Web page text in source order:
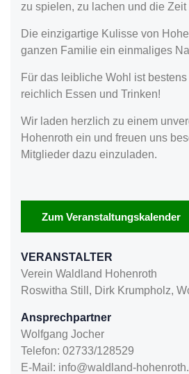
zu spielen, zu lachen und die Zeit
Die einzigartige Kulisse von
ganzen Familie ein einmaliges
Für das leibliche Wohl ist
reichlich Essen und Trinken!
Wir laden herzlich zu einem
Hohenroth ein und freuen uns
Mitglieder dazu einzuladen.
Zum Veranstaltungskalender
VERANSTALTER
Verein Waldland Hohenroth
Roswitha Still, Dirk Krumpholz,
Ansprechpartner
Wolfgang Jocher
Telefon: 02733/128529
E-Mail: info@waldland-